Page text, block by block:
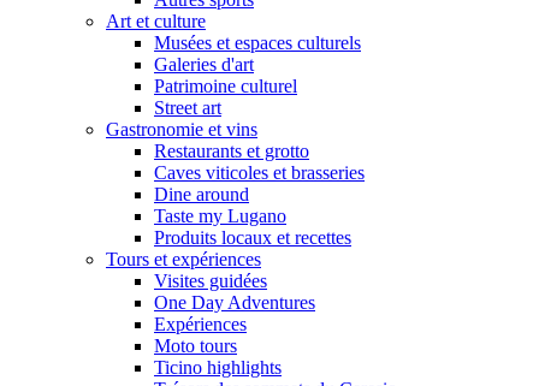
Art et culture
Musées et espaces culturels
Galeries d'art
Patrimoine culturel
Street art
Gastronomie et vins
Restaurants et grotto
Caves viticoles et brasseries
Dine around
Taste my Lugano
Produits locaux et recettes
Tours et expériences
Visites guidées
One Day Adventures
Expériences
Moto tours
Ticino highlights